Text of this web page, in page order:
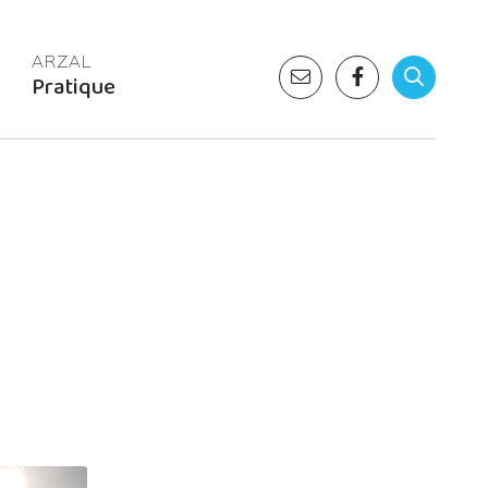
Pratique